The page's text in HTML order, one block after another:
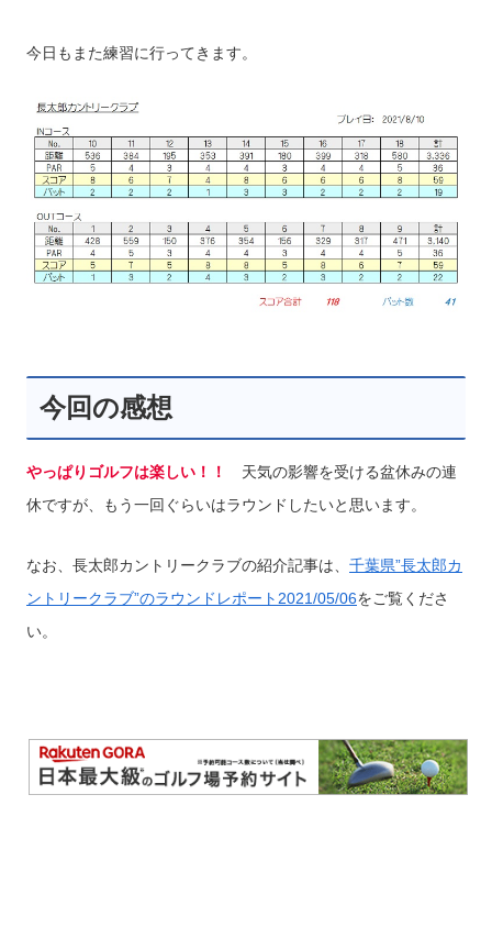
今日もまた練習に行ってきます。
今回の感想
やっぱりゴルフは楽しい！！
天気の影響を受ける盆休みの連
休ですが、もう一回ぐらいはラウンドしたいと思います。
なお、長太郎カントリークラブの紹介記事は、 千葉県”長太郎カ
ントリークラブ”のラウンドレポート2021/05/06をご覧くださ
い。